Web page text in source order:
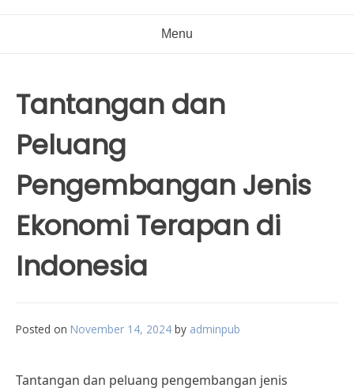
Menu
Tantangan dan
Peluang
Pengembangan Jenis
Ekonomi Terapan di
Indonesia
Posted on November 14, 2024 by adminpub
Tantangan dan peluang pengembangan jenis